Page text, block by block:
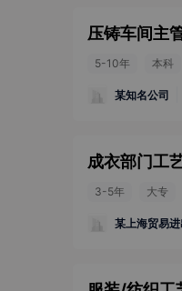
压铸车间主
5-10年 本科
某知名公司
成衣部门工
3-5年 大专
某上海贸易